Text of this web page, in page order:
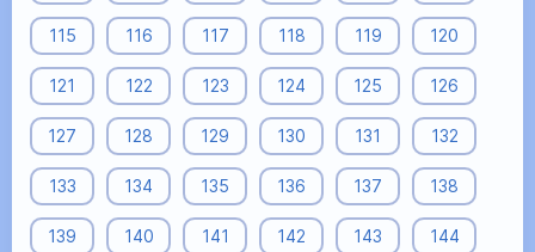
115 116 117 118 119 120
121 122 123 124 125 126
127 128 129 130 131 132
133 134 135 136 137 138
139 140 141 142 143 144